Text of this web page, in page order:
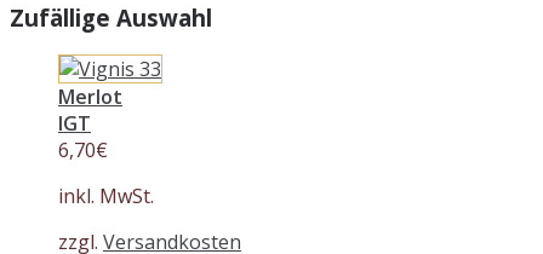
Zufällige Auswahl
Merlot
IGT
6,70€
inkl. MwSt.
zzgl. Versandkosten